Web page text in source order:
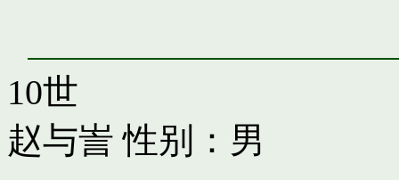
10世
赵与訔 性别：男